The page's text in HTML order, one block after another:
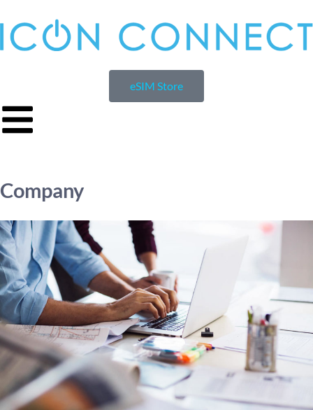
eSIM Store
Company